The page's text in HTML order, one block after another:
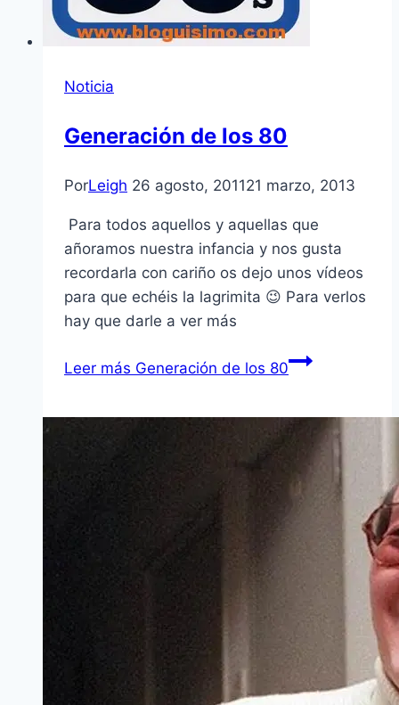
Noticia
Generación de los 80
PorLeigh 26 agosto, 201121 marzo, 2013
Para todos aquellos y aquellas que
añoramos nuestra infancia y nos gusta
recordarla con cariño os dejo unos ví­deos
para que echéis la lagrimita 😉 Para verlos
hay que darle a ver más
Leer más Generación de los 80